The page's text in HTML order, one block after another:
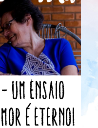
Um ensaio
é eterno!